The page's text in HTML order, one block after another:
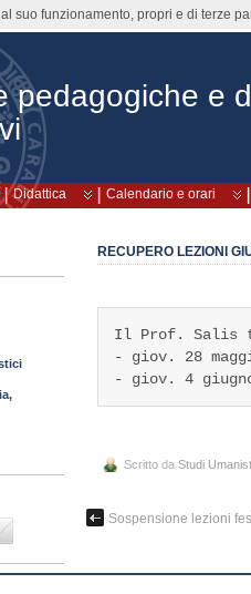
pedagogiche e
Didattica Calendario e orari
RECUPERO LEZIONI
Il Prof. Salis
- giov. 28
- giov. 4
Scritto da Studi
Sospensione lezioni
suo funzionamento, propri e di terze